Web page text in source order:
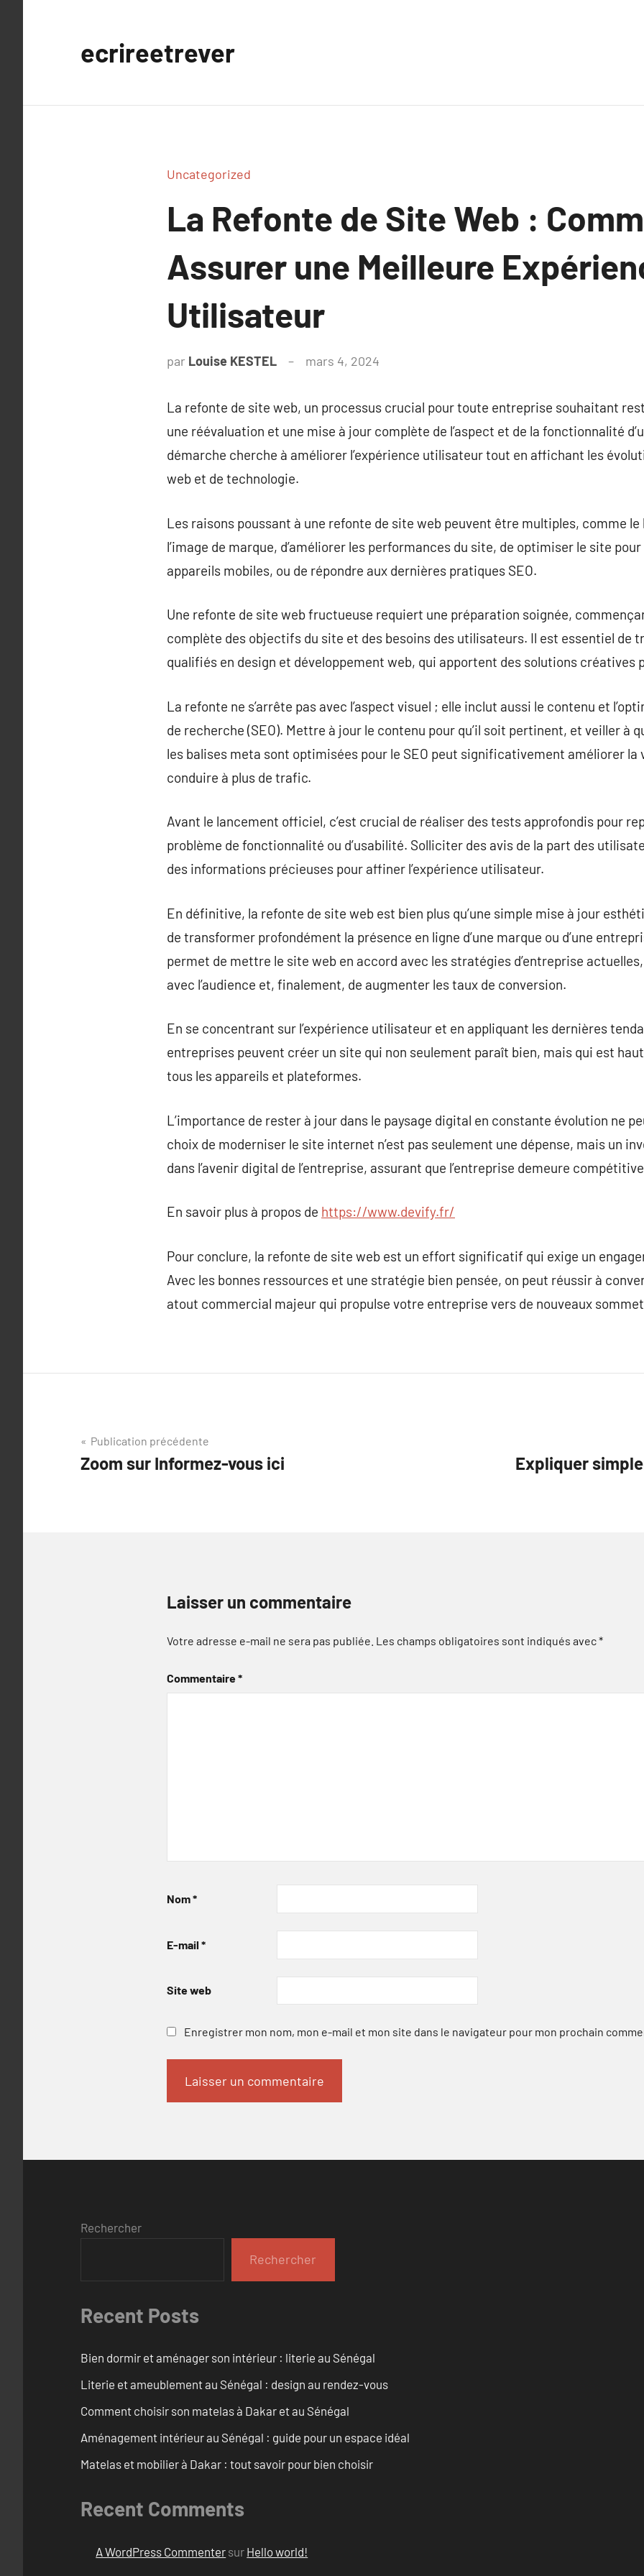
ecrireetrever
Uncategorized
La Refonte de Site Web :
Assurer une Meilleure
Utilisateur
par Louise KESTEL mars 4, 2024
La refonte de site web, un processus crucial pour toute entreprise souhaitant
une réévaluation et une mise à jour complète de l’aspect et de la fonctionnalité
démarche cherche à améliorer l’expérience utilisateur tout en affichant les
web et de technologie.
Les raisons poussant à une refonte de site web peuvent être multiples, comme
l’image de marque, d’améliorer les performances du site, de optimiser le site
appareils mobiles, ou de répondre aux dernières pratiques SEO.
Une refonte de site web fructueuse requiert une préparation soignée,
complète des objectifs du site et des besoins des utilisateurs. Il est essentiel de
qualifiés en design et développement web, qui apportent des solutions créatives
La refonte ne s’arrête pas avec l’aspect visuel ; elle inclut aussi le contenu et
de recherche (SEO). Mettre à jour le contenu pour qu’il soit pertinent, et veiller à
les balises meta sont optimisées pour le SEO peut significativement améliorer la
conduire à plus de trafic.
Avant le lancement officiel, c’est crucial de réaliser des tests approfondis pour
problème de fonctionnalité ou d’usabilité. Solliciter des avis de la part des
des informations précieuses pour affiner l’expérience utilisateur.
En définitive, la refonte de site web est bien plus qu’une simple mise à jour
de transformer profondément la présence en ligne d’une marque ou d’une
permet de mettre le site web en accord avec les stratégies d’entreprise
avec l’audience et, finalement, de augmenter les taux de conversion.
En se concentrant sur l’expérience utilisateur et en appliquant les dernières
entreprises peuvent créer un site qui non seulement paraît bien, mais qui est
tous les appareils et plateformes.
L’importance de rester à jour dans le paysage digital en constante évolution ne
choix de moderniser le site internet n’est pas seulement une dépense, mais un
dans l’avenir digital de l’entreprise, assurant que l’entreprise demeure
En savoir plus à propos de https://www.devify.fr/
Pour conclure, la refonte de site web est un effort significatif qui exige un
Avec les bonnes ressources et une stratégie bien pensée, on peut réussir à
atout commercial majeur qui propulse votre entreprise vers de nouveaux
Navigation
de
Publication précédente
Zoom sur Informez-vous ici Expliquer
Laisser un commentaire
Votre adresse e-mail ne sera pas publiée. Les champs obligatoires sont indiqués avec*
Commentaire*
Nom*
E-mail *
Site web
Enregistrer mon nom, mon e-mail et mon site dans le navigateur pour mon prochain
Rechercher
Rechercher
Recent Posts
Bien dormir et aménager son intérieur : literie au Sénégal
Literie et ameublement au Sénégal : design au rendez-vous
Comment choisir son matelas à Dakar et au Sénégal
Aménagement intérieur au Sénégal : guide pour un espace idéal
Matelas et mobilier à Dakar : tout savoir pour bien choisir
Recent Comments
A WordPress Commenter sur Hello world!